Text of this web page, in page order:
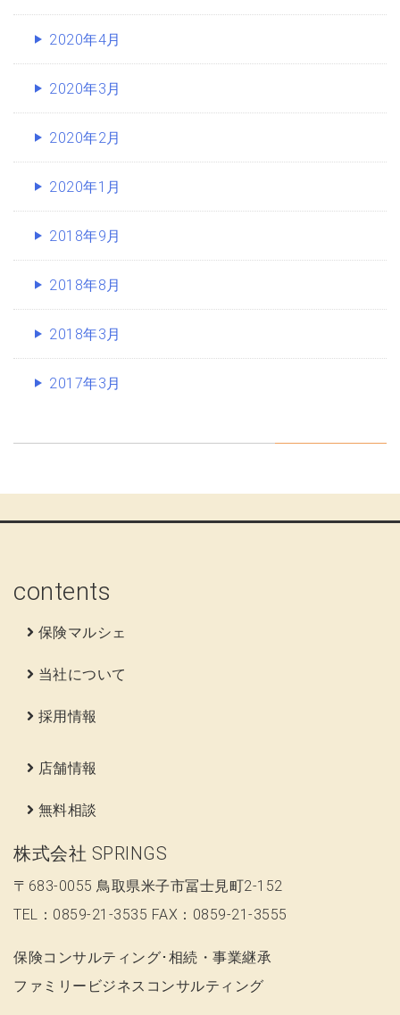
2020年4月
2020年3月
2020年2月
2020年1月
2018年9月
2018年8月
2018年3月
2017年3月
contents
保険マルシェ
当社について
採用情報
店舗情報
無料相談
株式会社 SPRINGS
〒683-0055 鳥取県米子市冨士見町2-152
TEL：0859-21-3535 FAX：0859-21-3555
保険コンサルティング･相続・事業継承
ファミリービジネスコンサルティング